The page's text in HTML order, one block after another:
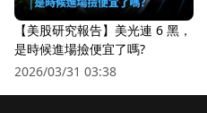
【美股研究報告】美光連 6 黑，
是時候進場撿便宜了嗎?
2026/03/31 03:38